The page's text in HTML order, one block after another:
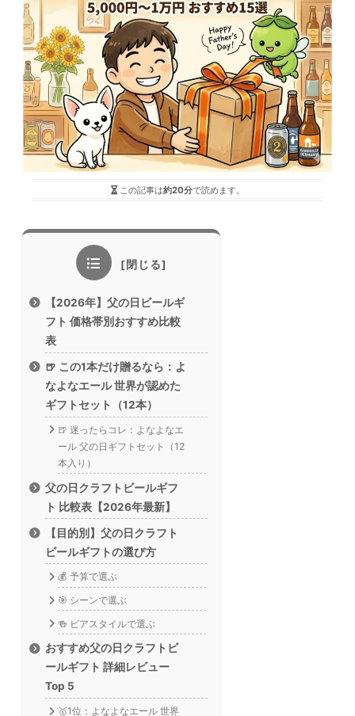
この記事は約20分で読めます。
【2026年】父の日ビールギ
フト 価格帯別おすすめ比較
表
🍺 この1本だけ贈るなら：よ
なよなエール 世界が認めた
ギフトセット（12本）
🍺 迷ったらコレ：よなよなエ
ール 父の日ギフトセット（12
本入り）
父の日クラフトビールギフ
ト 比較表【2026年最新】
【目的別】父の日クラフト
ビールギフトの選び方
💰 予算で選ぶ
🎯 シーンで選ぶ
🍻 ビアスタイルで選ぶ
おすすめ父の日クラフトビ
ールギフト 詳細レビュー
Top 5
🥇1位：よなよなエール 世界